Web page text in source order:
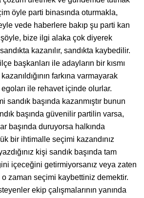
öyle parti binasında oturmakla,
vede haberlere bakıp şu parti kan
bize ilgi alaka çok diyerek
kazanılır, sandıkta kaybedilir.
başkanları ile adayların bir kısmı
farkına varmayarak
ile rehavet içinde olurlar.
sandık başında kazanmıştır bunun
başında güvenilir partilin varsa,
başında duruyorsa halkında
bir ihtimalle seçimi kazandınız
kişi sandık başında tam
içeceğini getirmiyorsanız veya zaten
zaman seçimi kaybettiniz demektir.
ekip çalışmalarının yanında